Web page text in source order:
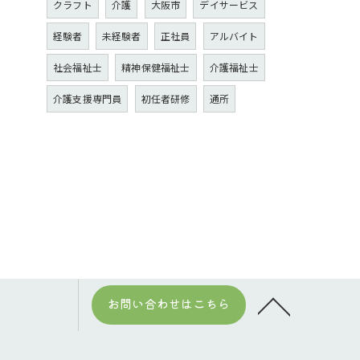
クラフト 介護 大阪市 デイサービス
経験者 未経験者 正社員 アルバイト
社会福祉士 精神保健福祉士 介護福祉士
介護支援専門員 初任者研修 通所
お問い合わせはこちら